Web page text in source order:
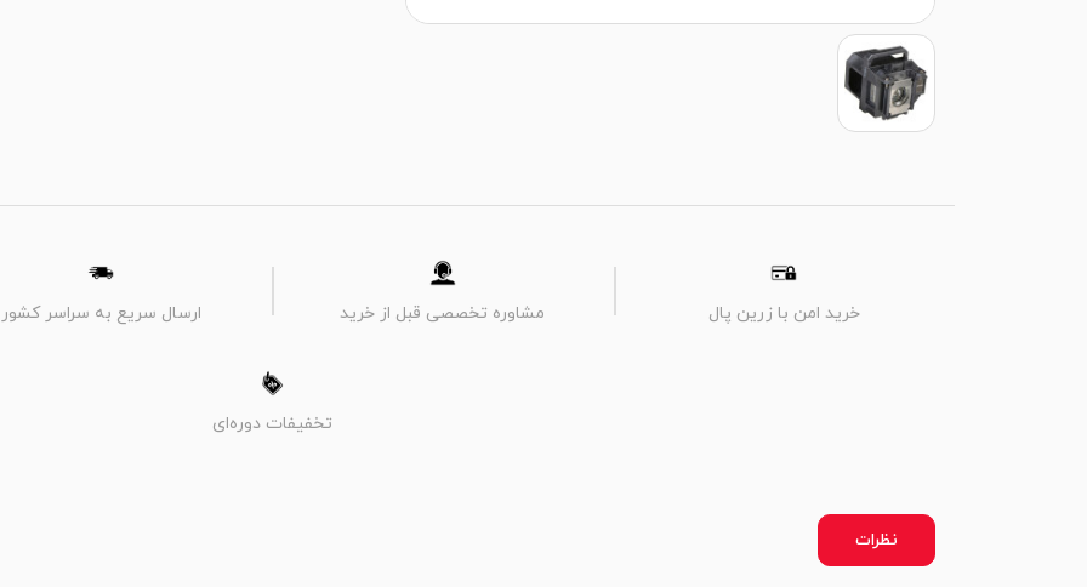
خرید امن با زرین پال مشاوره تخصصی قبل از خرید ارسال سریع به سراسر کشور
تخفیفات دوره‌ای
نظرات